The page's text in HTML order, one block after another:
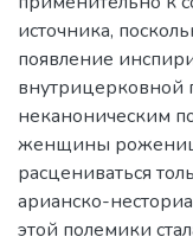
источника,
появление
внутрицерковной
неканоническим
женщины
расцениваться
арианско-
этой полемики